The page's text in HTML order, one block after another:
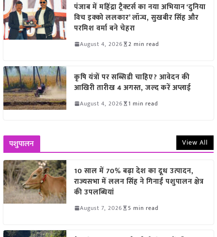
पंजाब में महिंद्रा ट्रैक्टर्स का नया अभियान ‘दुनिया
विच इक्को ललकार’ लॉन्च, सुखबीर सिंह और
परमिश वर्मा बने चेहरा
August 4, 2026 2 min read
कृषि यंत्रों पर सब्सिडी चाहिए? आवेदन की
आखिरी तारीख 4 अगस्त, जल्द करें अप्लाई
August 4, 2026 1 min read
पशुपालन View All
10 साल में 70% बढ़ा देश का दूध उत्पादन,
राज्यसभा में ललन सिंह ने गिनाईं पशुपालन क्षेत्र
की उपलब्धियां
August 7, 2026 5 min read